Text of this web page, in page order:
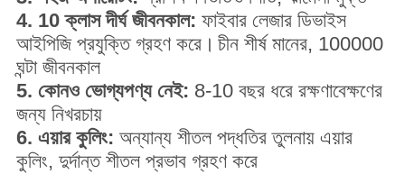
4. 10 ক্লাস দীর্ঘ জীবনকাল: ফাইবার লেজার ডিভাইস
আইপিজি প্রযুক্তি গ্রহণ করে। চীন শীর্ষ মানের, 100000
ঘন্টা জীবনকাল
5. কোনও ভোগ্যপণ্য নেই: 8-10 বছর ধরে রক্ষণাবেক্ষণের
জন্য নিখরচায়
6. এয়ার কুলিং: অন্যান্য শীতল পদ্ধতির তুলনায় এয়ার
কুলিং, দুর্দান্ত শীতল প্রভাব গ্রহণ করে